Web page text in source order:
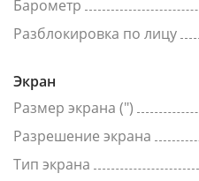
Барометр
Разблокировка по лицу
Экран
Размер экрана (")
Разрешение экрана
Тип экрана